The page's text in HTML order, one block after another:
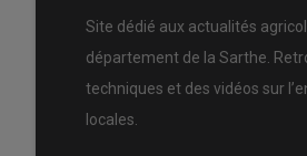
Site dédié aux actualités
département de la Sarthe.
techniques et des vidéos sur
locales.